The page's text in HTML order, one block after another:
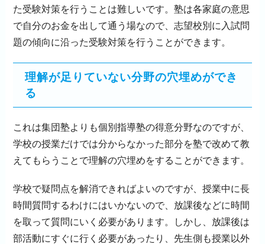
た受験対策を行うことは難しいです。塾は各家庭の意思
で自分のお金を出して通う場なので、志望校別に入試問
題の傾向に沿った受験対策を行うことができます。
理解が足りていない分野の穴埋めができ
る
これは集団塾よりも個別指導塾の得意分野なのですが、
学校の授業だけでは分からなかった部分を塾で改めて教
えてもらうことで理解の穴埋めをすることができます。
学校で疑問点を解消できればよいのですが、授業中に長
時間質問するわけにはいかないので、放課後などに時間
を取って質問にいく必要があります。しかし、放課後は
部活動にすぐに行く必要があったり、先生側も授業以外